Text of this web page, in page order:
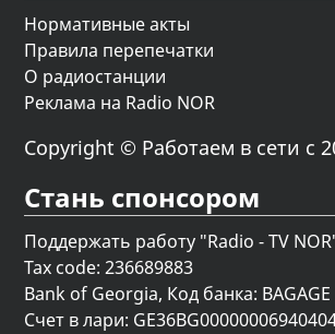
Нормативные акты
Правила перепечатки
О радиостанции
Реклама на Radio NOR
Copyright © Работаем в сети с
Стань спонсором
Поддержать работу "Radio - TV
Tax code: 236689883
Bank of Georgia, Код банка: BAGAGE
Счет в лари: